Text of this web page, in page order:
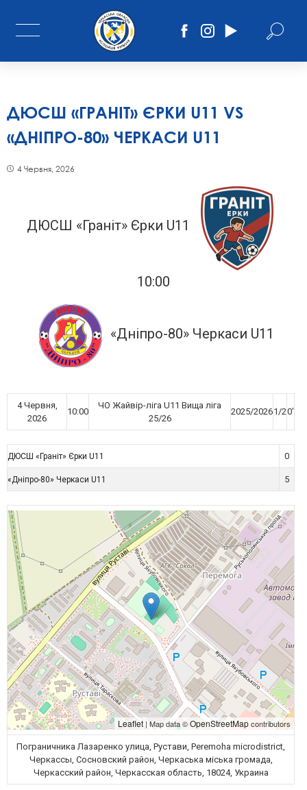
ДЮСШ «ГРАНІТ» ЄРКИ U11 VS
«ДНІПРО-80» ЧЕРКАСИ U11
4 Червня, 2026
ДЮСШ «Граніт» Єрки U11
10:00
«Дніпро-80» Черкаси U11
4 Червня,
2026
10:00
ЧО Жайвір-ліга U11 Вища ліга
25/26
2025/20261/20'
ДЮСШ «Граніт» Єрки U11 0
«Дніпро-80» Черкаси U11 5
Leaflet | Map data ©OpenStreetMapcontributors
Пограничника Лазаренко улица, Рустави, Peremoha microdistrict,
Черкассы, Сосновский район, Черкаська міська громада,
Черкасский район, Черкасская область, 18024, Украина